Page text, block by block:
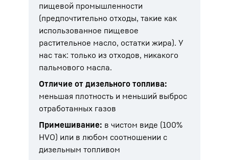
пищевой промышленности
(предпочтительно отходы, такие как
использованное пищевое
растительное масло, остатки жира). У
нас так: только из отходов, никакого
пальмового масла.
Отличие от дизельного топлива:
меньшая плотность и меньший выброс
отработанных газов
Примешивание: в чистом виде (100%
HVO) или в любом соотношении с
дизельным топливом